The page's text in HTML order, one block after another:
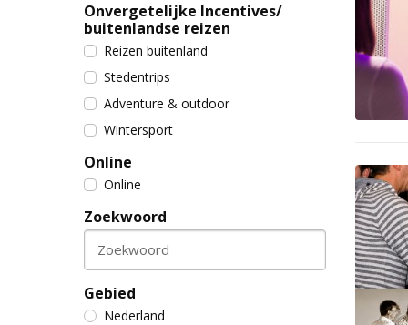
Onvergetelijke Incentives/
buitenlandse reizen
Reizen buitenland
Stedentrips
Adventure & outdoor
Wintersport
Online
Online
Zoekwoord
Zoekwoord
Gebied
Nederland